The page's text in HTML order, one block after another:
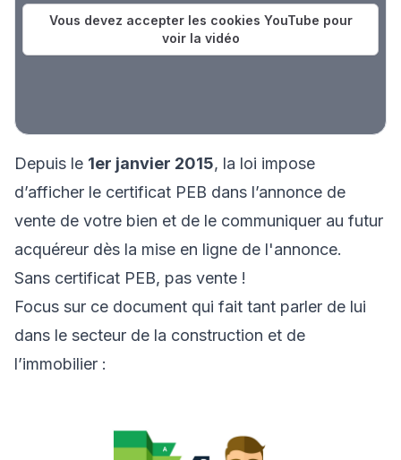
Vous devez accepter les cookies YouTube pour
voir la vidéo
Depuis le 1er janvier 2015, la loi impose
d’afficher le certificat PEB dans l’annonce de
vente de votre bien et de le communiquer au futur
acquéreur dès la mise en ligne de l'annonce.
Sans certificat PEB, pas vente !
Focus sur ce document qui fait tant parler de lui
dans le secteur de la construction et de
l’immobilier :